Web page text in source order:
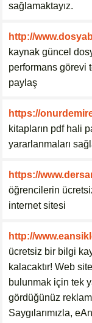
sağlamaktayız.
http://
kaynak güncel
performans görevi
paylaş
https://
kitapların pdf hali
yararlanmaları
https://
öğrencilerin
internet sitesi
http://
ücretsiz bir bilgi
kalacaktır! Web
bulunmak için tek
gördüğünüz
Saygılarımızla,